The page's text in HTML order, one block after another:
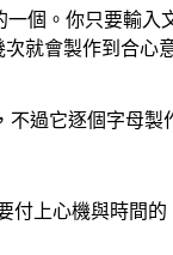
個。你只要輸
就會製作到合心
過它逐個字母製
付上心機與時間的